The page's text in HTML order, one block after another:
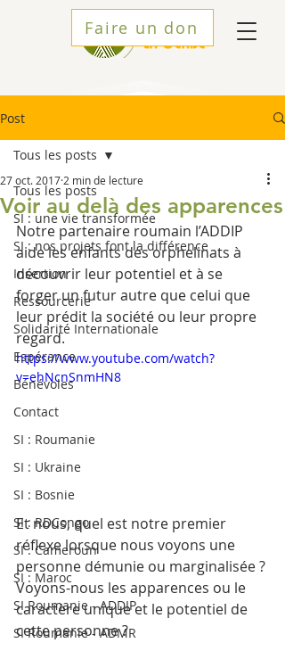
Faire un don
Post
Tous les posts
SI : une vie transformée
SI : nos projets font la différence
Insertion
Ressourcerie
Solidarité Internationale
Espérance
Bénévoles
Contact
SI : Roumanie
SI : Ukraine
SI : Bosnie
SI : RDCongo
SI : Cameroun
SI : Maroc
SI Roumanie - ADDIP
SI Roumanie - ADMR
Tous les posts
Voir au delà des apparences
27 oct. 2017 2 min de lecture
Notre partenaire roumain l’ADDIP
aide les enfants des orphelinats à
découvrir leur potentiel et à se
forger un futur autre que celui que
leur prédit la société ou leur propre
regard.
https://www.youtube.com/watch?
v=ehNcnSnmHN8
Et nous, quel est notre premier
réflexe lorsque nous voyons une
personne démunie ou marginalisée ?
Voyons-nous les apparences ou le
caractère unique et le potentiel de
cette personne ?